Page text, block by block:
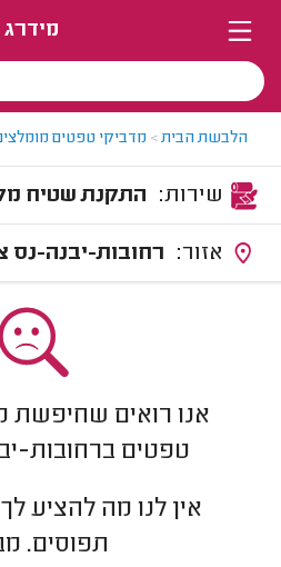
מידרג
הלבשת הבית> מדביקי טפטים
התקנת שטיח
רחובות-יבנה-נס
אנו רואים שחיפשת
טפטים ברחובות-
אין לנו מה להציע
תפוסים.